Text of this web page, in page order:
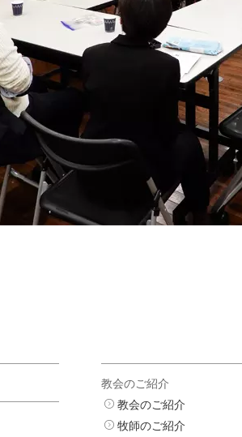
教会のご紹介
教会のご紹介
牧師のご紹介